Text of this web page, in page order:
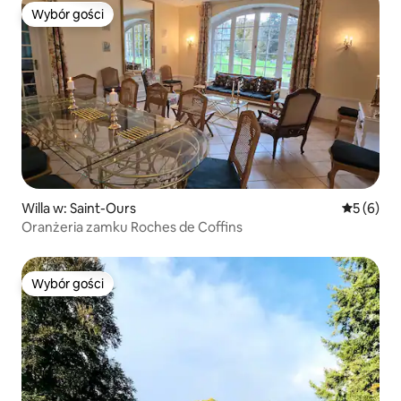
Wybór gości
Wybór gości
Willa w: Saint-Ours Średnia
5 (6)
Oranżeria zamku Roches de Coffins
Wybór gości
Wybór gości